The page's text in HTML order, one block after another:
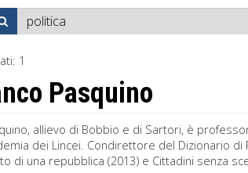
1
Pasquino
allievo di Bobbio e di Sartori, è
dei Lincei. Condirettore del Dizionario
di una repubblica (2013) e Cittadini senza